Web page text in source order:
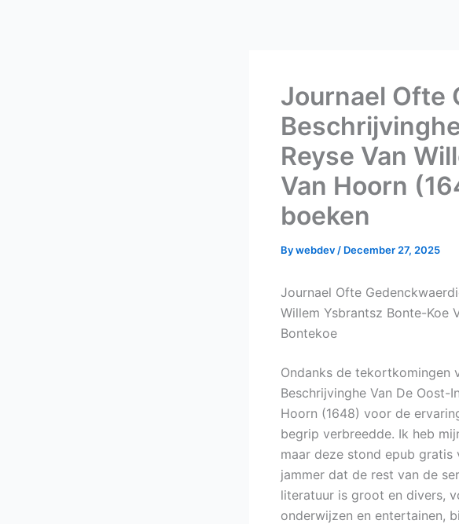
Journael Ofte
Reyse Van
Van Hoorn
boeken
Bywebdev / December 27, 2025
Journael Ofte
Willem Ysbrantsz Bonte-Koe
Bontekoe
Ondanks de tekortkomingen
Beschrijvinghe Van De Oost-
Hoorn (1648) voor de
begrip verbreedde. Ik heb
maar deze stond epub gratis
jammer dat de rest van de
literatuur is groot en divers,
onderwijzen en entertainen,